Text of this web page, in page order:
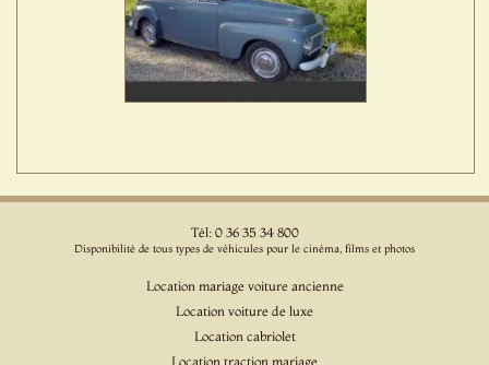
Tél: 0 36 35 34 800
Disponibilité de tous types de véhicules pour le cinéma, films et photos
Location mariage voiture ancienne
Location voiture de luxe
Location cabriolet
Location traction mariage